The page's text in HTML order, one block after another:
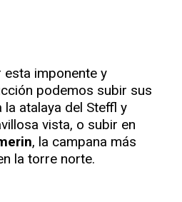
imponente y
podemos subir sus
atalaya del Steffl y
vista, o subir en
, la campana más
la torre norte.